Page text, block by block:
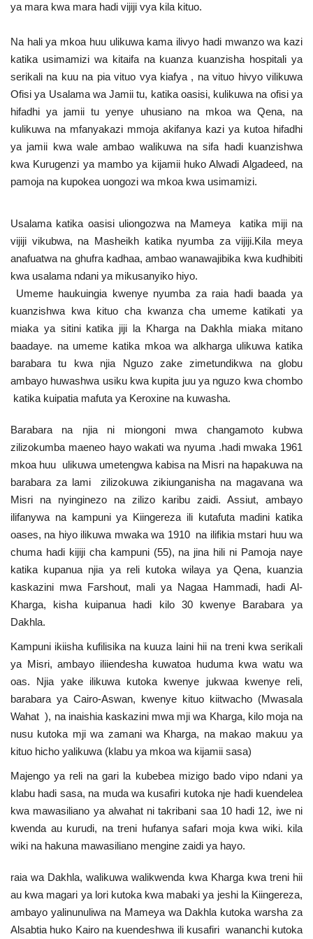
ya mara kwa mara hadi vijiji vya kila kituo.
Na hali ya mkoa huu ulikuwa kama ilivyo hadi mwanzo wa kazi
katika usimamizi wa kitaifa na kuanza kuanzisha hospitali ya
serikali na kuu na pia vituo vya kiafya , na vituo hivyo vilikuwa
Ofisi ya Usalama wa Jamii tu, katika oasisi, kulikuwa na ofisi ya
hifadhi ya jamii tu yenye uhusiano na mkoa wa Qena, na
kulikuwa na mfanyakazi mmoja akifanya kazi ya kutoa hifadhi
ya jamii kwa wale ambao walikuwa na sifa hadi kuanzishwa
kwa Kurugenzi ya mambo ya kijamii huko Alwadi Algadeed, na
pamoja na kupokea uongozi wa mkoa kwa usimamizi.
Usalama katika oasisi uliongozwa na Mameya katika miji na
vijiji vikubwa, na Masheikh katika nyumba za vijiji.Kila meya
anafuatwa na ghufra kadhaa, ambao wanawajibika kwa kudhibiti
kwa usalama ndani ya mikusanyiko hiyo.
Umeme haukuingia kwenye nyumba za raia hadi baada ya
kuanzishwa kwa kituo cha kwanza cha umeme katikati ya
miaka ya sitini katika jiji la Kharga na Dakhla miaka mitano
baadaye. na umeme katika mkoa wa alkharga ulikuwa katika
barabara tu kwa njia Nguzo zake zimetundikwa na globu
ambayo huwashwa usiku kwa kupita juu ya nguzo kwa chombo
katika kuipatia mafuta ya Keroxine na kuwasha.
Barabara na njia ni miongoni mwa changamoto kubwa
zilizokumba maeneo hayo wakati wa nyuma .hadi mwaka 1961
mkoa huu ulikuwa umetengwa kabisa na Misri na hapakuwa na
barabara za lami zilizokuwa zikiunganisha na magavana wa
Misri na nyinginezo na zilizo karibu zaidi. Assiut, ambayo
ilifanywa na kampuni ya Kiingereza ili kutafuta madini katika
oases, na hiyo ilikuwa mwaka wa 1910 na ilifikia mstari huu wa
chuma hadi kijiji cha kampuni (55), na jina hili ni Pamoja naye
katika kupanua njia ya reli kutoka wilaya ya Qena, kuanzia
kaskazini mwa Farshout, mali ya Nagaa Hammadi, hadi Al-
Kharga, kisha kuipanua hadi kilo 30 kwenye Barabara ya
Dakhla.
Kampuni ikiisha kufilisika na kuuza laini hii na treni kwa serikali
ya Misri, ambayo iliiendesha kuwatoa huduma kwa watu wa
oas. Njia yake ilikuwa kutoka kwenye jukwaa kwenye reli,
barabara ya Cairo-Aswan, kwenye kituo kiitwacho (Mwasala
Wahat ), na inaishia kaskazini mwa mji wa Kharga, kilo moja na
nusu kutoka mji wa zamani wa Kharga, na makao makuu ya
kituo hicho yalikuwa (klabu ya mkoa wa kijamii sasa)
Majengo ya reli na gari la kubebea mizigo bado vipo ndani ya
klabu hadi sasa, na muda wa kusafiri kutoka nje hadi kuendelea
kwa mawasiliano ya alwahat ni takribani saa 10 hadi 12, iwe ni
kwenda au kurudi, na treni hufanya safari moja kwa wiki. kila
wiki na hakuna mawasiliano mengine zaidi ya hayo.
raia wa Dakhla, walikuwa walikwenda kwa Kharga kwa treni hii
au kwa magari ya lori kutoka kwa mabaki ya jeshi la Kiingereza,
ambayo yalinunuliwa na Mameya wa Dakhla kutoka warsha za
Alsabtia huko Kairo na kuendeshwa ili kusafiri wananchi kutoka